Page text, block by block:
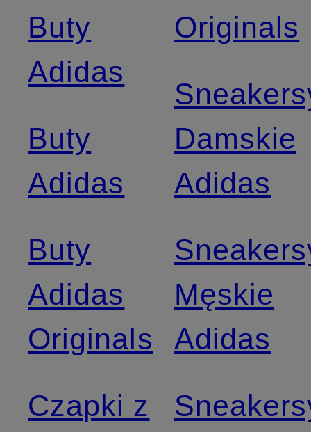
Buty
Adidas
Buty
Adidas
Buty
Adidas
Originals
Czapki z
Originals
Damskie
Adidas
Męskie
Adidas